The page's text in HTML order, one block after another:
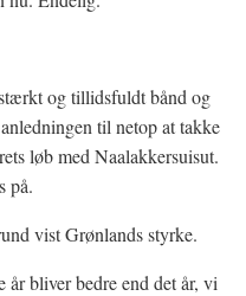
og tillidsfuldt bånd og
til netop at takke
løb med Naalakkersuisut.
på.
vist Grønlands styrke.
bliver bedre end det år, vi